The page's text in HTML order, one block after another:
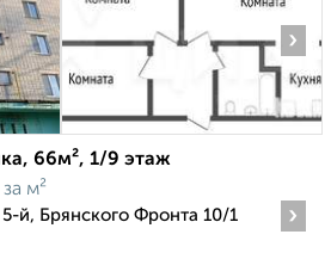
›
66м², 1/9 этаж
за м²
й, Брянского Фронта 10/1
›